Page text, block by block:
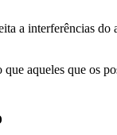
a interferências
aqueles que os